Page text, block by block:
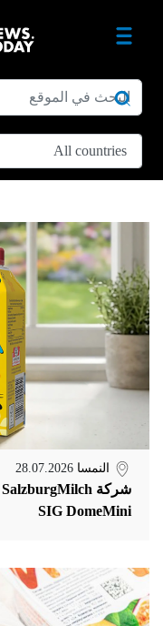
النمسا 28.07.2026
SIG DomeMini